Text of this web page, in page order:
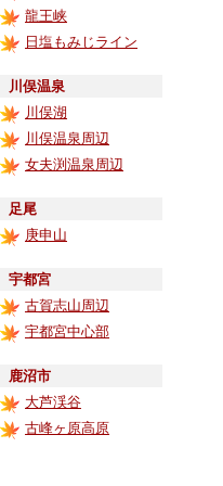
龍王峡
日塩もみじライン
川俣温泉
川俣湖
川俣温泉周辺
女夫渕温泉周辺
足尾
庚申山
宇都宮
古賀志山周辺
宇都宮中心部
鹿沼市
大芦渓谷
古峰ヶ原高原